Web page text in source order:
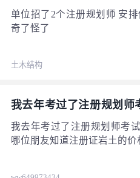
单位招了2个注册规划师 安
奇了怪了
土木结构
我去年考过了注册规划师
我去年考过了注册规划师考
哪位朋友知道注册证岩土的